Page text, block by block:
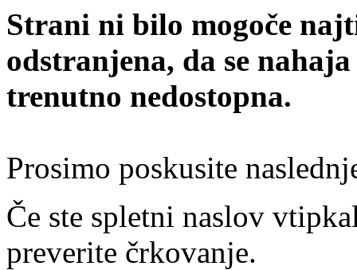
Strani ni bilo mogoče
odstranjena, da se
trenutno nedostopna.
Prosimo poskusite
Če ste spletni naslov
preverite črkovanje.